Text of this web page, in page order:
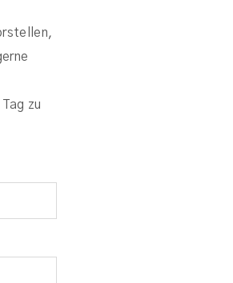
zu